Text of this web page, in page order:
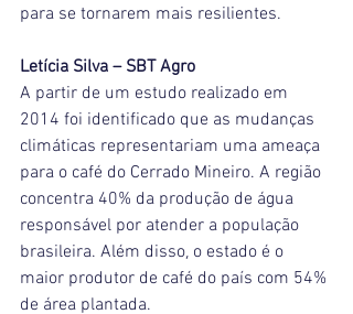
para se tornarem mais resilientes.
Letícia Silva – SBT Agro
A partir de um estudo realizado em
2014 foi identificado que as mudanças
climáticas representariam uma ameaça
para o café do Cerrado Mineiro. A região
concentra 40% da produção de água
responsável por atender a população
brasileira. Além disso, o estado é o
maior produtor de café do país com 54%
de área plantada.